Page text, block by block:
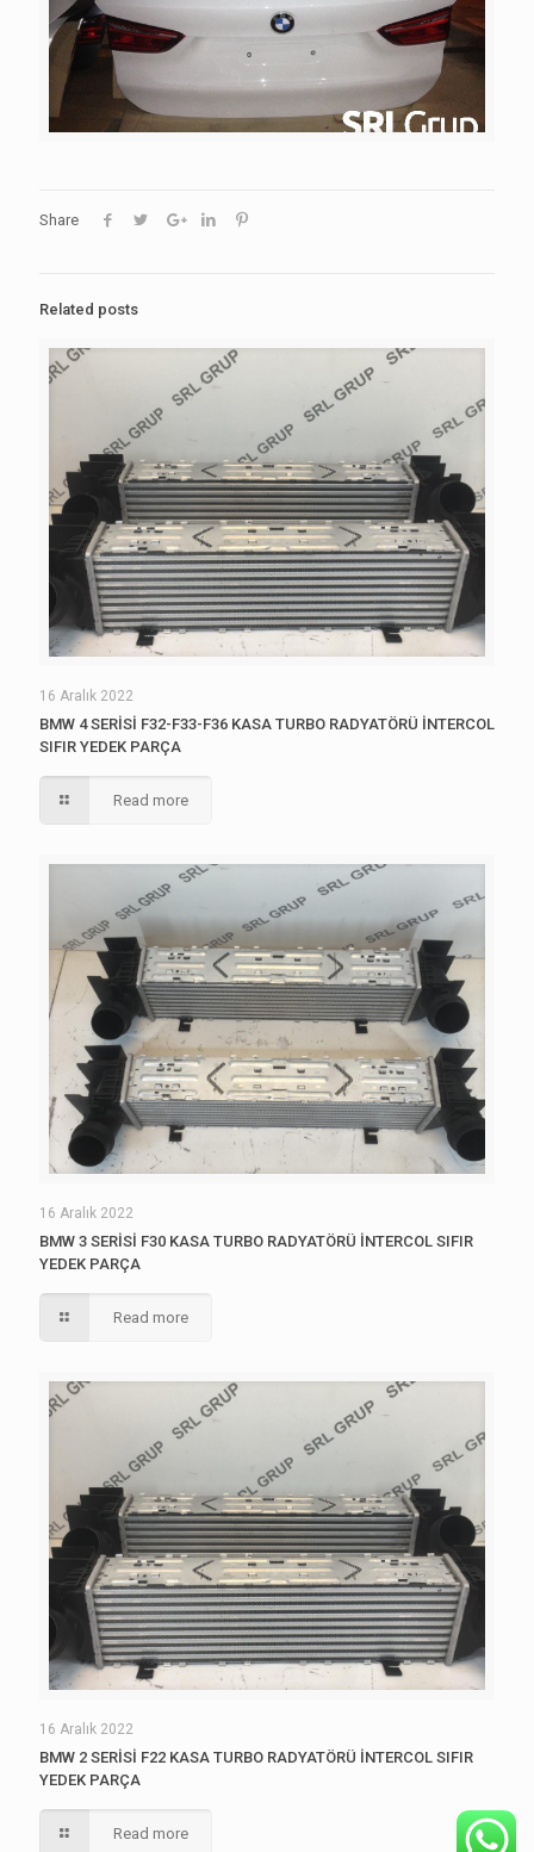
Share
Related posts
16 Aralık 2022
BMW 4 SERİSİ F32-F33-F36 KASA TURBO RADYATÖRÜ İNTERCOL
SIFIR YEDEK PARÇA
Read more
16 Aralık 2022
BMW 3 SERİSİ F30 KASA TURBO RADYATÖRÜ İNTERCOL SIFIR
YEDEK PARÇA
Read more
16 Aralık 2022
BMW 2 SERİSİ F22 KASA TURBO RADYATÖRÜ İNTERCOL SIFIR
YEDEK PARÇA
Read more